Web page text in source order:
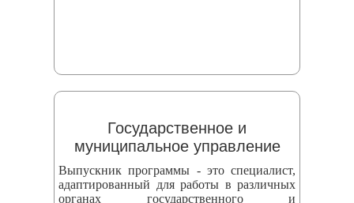
Государственное и
муниципальное управление
Выпускник программы - это специалист,
адаптированный для работы в различных
органах государственного и